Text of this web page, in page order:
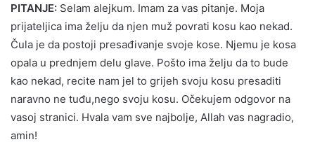
PITANJE: Selam alejkum. Imam za vas pitanje. Moja
prijateljica ima želju da njen muž povrati kosu kao nekad.
Čula je da postoji presađivanje svoje kose. Njemu je kosa
opala u prednjem delu glave. Pošto ima želju da to bude
kao nekad, recite nam jel to grijeh svoju kosu presaditi
naravno ne tuđu,nego svoju kosu. Očekujem odgovor na
vasoj stranici. Hvala vam sve najbolje, Allah vas nagradio,
amin!